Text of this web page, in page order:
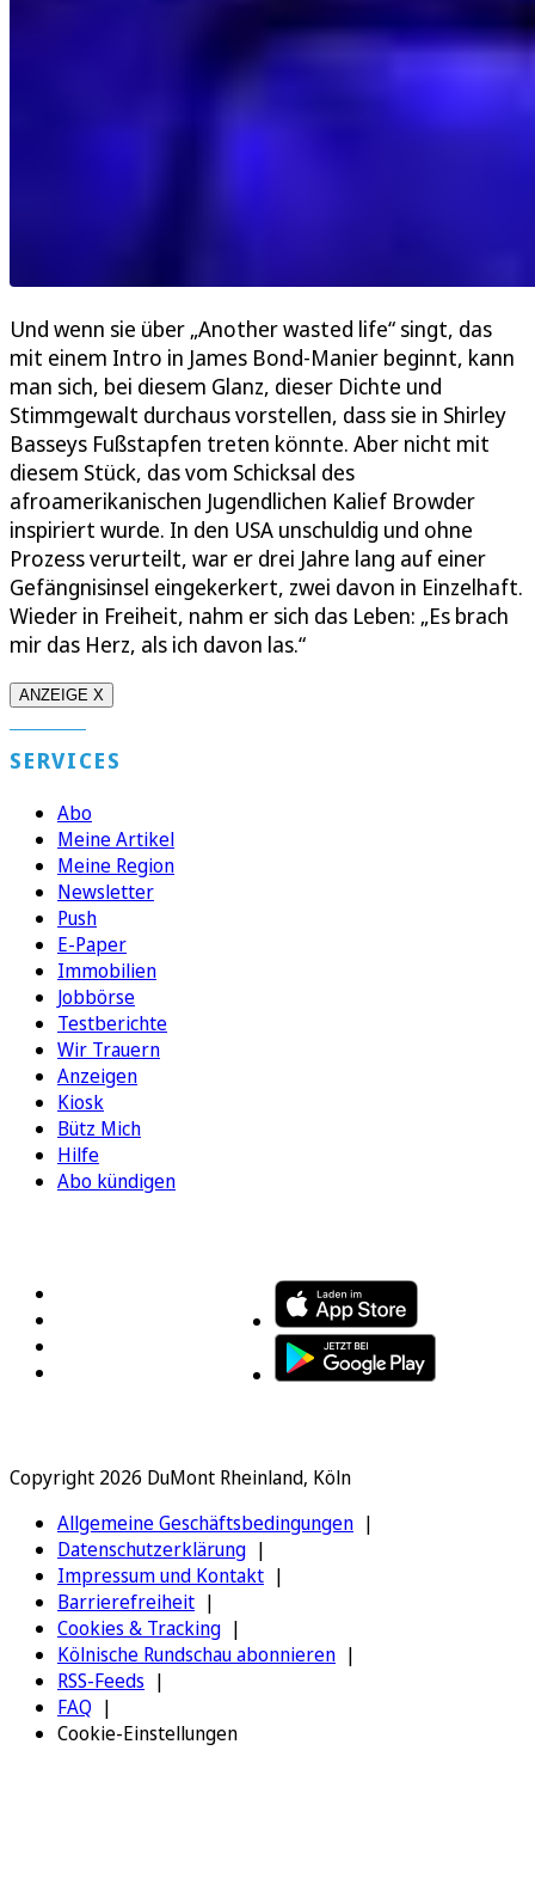
Und wenn sie über „Another wasted life“ singt, das
mit einem Intro in James Bond-Manier beginnt, kann
man sich, bei diesem Glanz, dieser Dichte und
Stimmgewalt durchaus vorstellen, dass sie in Shirley
Basseys Fußstapfen treten könnte. Aber nicht mit
diesem Stück, das vom Schicksal des
afroamerikanischen Jugendlichen Kalief Browder
inspiriert wurde. In den USA unschuldig und ohne
Prozess verurteilt, war er drei Jahre lang auf einer
Gefängnisinsel eingekerkert, zwei davon in Einzelhaft.
Wieder in Freiheit, nahm er sich das Leben: „Es brach
mir das Herz, als ich davon las.“
ANZEIGE X
SERVICES
Abo
Meine Artikel
Meine Region
Newsletter
Push
E-Paper
Immobilien
Jobbörse
Testberichte
Wir Trauern
Anzeigen
Kiosk
Bütz Mich
Hilfe
Abo kündigen
Copyright 2026 DuMont Rheinland, Köln
Allgemeine Geschäftsbedingungen
Datenschutzerklärung
Impressum und Kontakt
Barrierefreiheit
Cookies & Tracking
Kölnische Rundschau abonnieren
RSS-Feeds
FAQ
Cookie-Einstellungen